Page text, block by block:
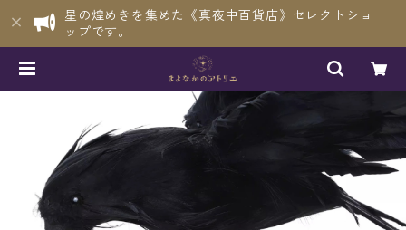
星の煌めきを集めた《真夜中百貨店》セレクトショ
ップです。